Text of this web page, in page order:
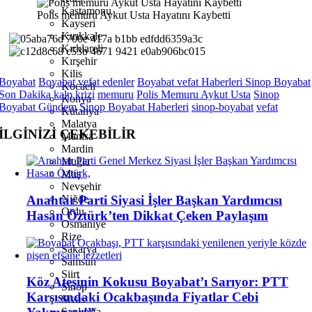
Kastamonu
Kayseri
Kırıkkale
Kırklareli
Kırşehir
Kilis
Kocaeli
Konya
Kütahya
Malatya
Manisa
Mardin
Muğla
Muş
Nevşehir
Niğde
Ordu
Osmaniye
Rize
Sakarya
Samsun
Siirt
Sinop
Sivas
Polis memuru Aykut Usta Hayatını Kaybetti
Boyabat vefat edenler Boyabat vefat Haberleri Sinop Boyabat
Dakika kalp krizi memuru Polis Memuru Aykut Usta Sinop
Gündem Sinop Boyabat Haberleri sinop-boyabat vefat
ÇEKEBİLİR
Anahtar Parti Siyasi İşler Başkan Yardımcısı
Hasan Öztürk’ten Dikkat Çeken Paylaşım
Köz Ateşinin Kokusu Boyabat’ı Sarıyor: PTT
Karşısındaki Ocakbaşında Fiyatlar Cebi